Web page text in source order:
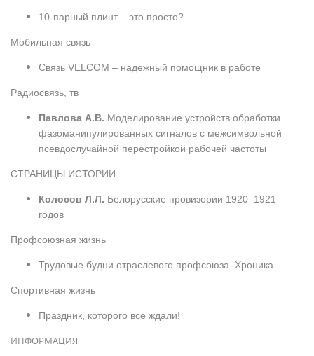
10-парный плинт – это просто?
Мобильная связь
Связь VELCOM – надежный помощник в работе
Радиосвязь, тв
Павлова А.В. Моделирование устройств обработки
фазоманипулированных сигналов с межсимвольной
псевдослучайной перестройкой рабочей частоты
СТРАНИЦЫ ИСТОРИИ
Колосов Л.Л. Белорусские провизории 1920–1921
годов
Профсоюзная жизнь
Трудовые будни отраслевого профсоюза. Хроника
Спортивная жизнь
Праздник, которого все ждали!
ИНФОРМАЦИЯ